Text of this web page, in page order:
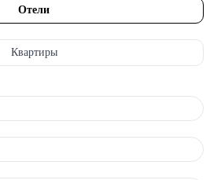
Отели
Квартиры